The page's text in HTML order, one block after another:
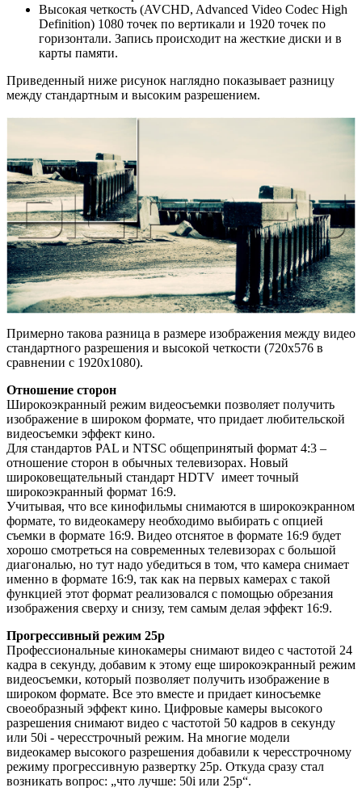
Высокая четкость (AVCHD, Advanced Video Codec High
Definition) 1080 точек по вертикали и 1920 точек по
горизонтали. Запись происходит на жесткие диски и в
карты памяти.
Приведенный ниже рисунок наглядно показывает разницу
между стандартным и высоким разрешением.
Примерно такова разница в размере изображения между видео
стандартного разрешения и высокой четкости (720x576 в
сравнении с 1920x1080).
Отношение сторон
Широкоэкранный режим видеосъемки позволяет получить
изображение в широком формате, что придает любительской
видеосъемки эффект кино.
Для стандартов PAL и NTSC общепринятый формат 4:3 –
отношение сторон в обычных телевизорах. Новый
широковещательный стандарт HDTV имеет точный
широкоэкранный формат 16:9.
Учитывая, что все кинофильмы снимаются в широкоэкранном
формате, то видеокамеру необходимо выбирать с опцией
съемки в формате 16:9. Видео отснятое в формате 16:9 будет
хорошо смотреться на современных телевизорах с большой
диагональю, но тут надо убедиться в том, что камера снимает
именно в формате 16:9, так как на первых камерах с такой
функцией этот формат реализовался с помощью обрезания
изображения сверху и снизу, тем самым делая эффект 16:9.
Прогрессивный режим 25p
Профессиональные кинокамеры снимают видео с частотой 24
кадра в секунду, добавим к этому еще широкоэкранный режим
видеосъемки, который позволяет получить изображение в
широком формате. Все это вместе и придает киносъемке
своеобразный эффект кино. Цифровые камеры высокого
разрешения снимают видео с частотой 50 кадров в секунду
или 50i - чересстрочный режим. На многие модели
видеокамер высокого разрешения добавили к чересстрочному
режиму прогрессивную развертку 25p. Откуда сразу стал
возникать вопрос: „что лучше: 50i или 25p“.